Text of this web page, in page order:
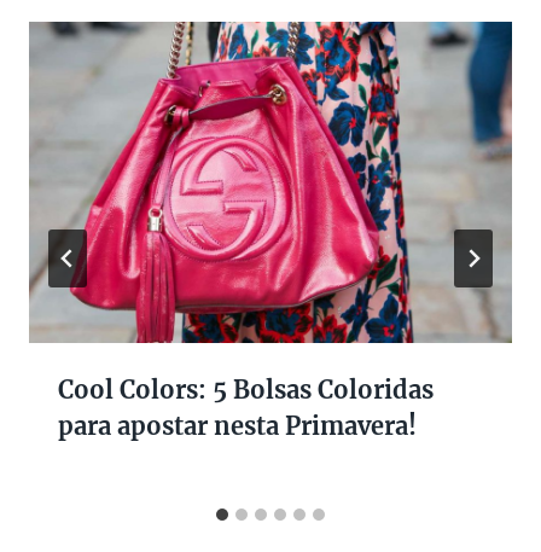
Cool Colors: 5 Bolsas Coloridas
para apostar nesta Primavera!